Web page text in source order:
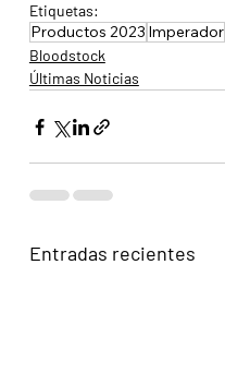
Etiquetas:
Productos 2023 Imperador
Bloodstock
Últimas Noticias
Entradas recientes